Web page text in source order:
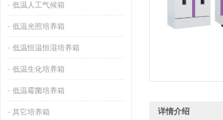
低温人工气候箱
低温光照培养箱
低温恒温恒湿培养箱
低温生化培养箱
低温霉菌培养箱
其它培养箱 详情介绍